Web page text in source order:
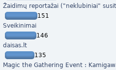
Žaidimų reportažai ("neklubiniai"
151
Sveikinimai
146
daisas.lt
135
Magic the Gathering Event :